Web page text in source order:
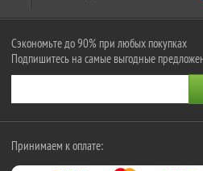
Сэкономьте до 90% при любых покупках
Подпишитесь на самые выгодные
Принимаем к оплате: